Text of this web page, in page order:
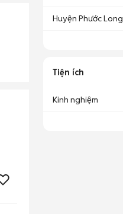
Huyện Phước Long
Tiện ích
Kinh nghiệm